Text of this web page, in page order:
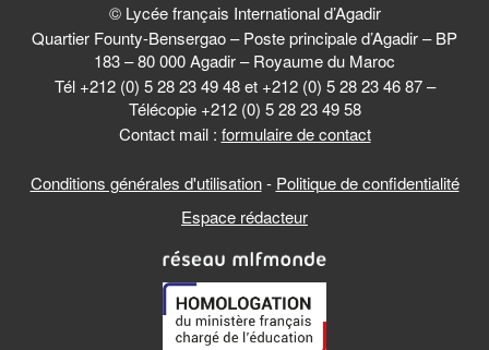
© Lycée français International d’Agadir
Quartier Founty-Bensergao – Poste principale d’Agadir – BP
183 – 80 000 Agadir – Royaume du Maroc
Tél +212 (0) 5 28 23 49 48 et +212 (0) 5 28 23 46 87 –
Télécopie +212 (0) 5 28 23 49 58
Contact mail : formulaire de contact
Conditions générales d'utilisation- Politique de confidentialité
Espace rédacteur